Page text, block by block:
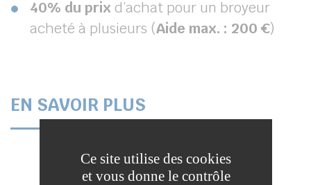
40% du prix d’achat pour un broyeur
acheté à plusieurs (Aide max. : 200 €)
EN SAVOIR PLUS
Ce site utilise des cookies
et vous donne le contrôle